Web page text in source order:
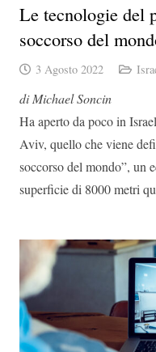
Le tecnologie del
soccorso del
3 Agosto 2022
di Michael Soncin
Ha aperto da poco in
Aviv, quello che viene
soccorso del mondo”, un
superficie di 8000 metri